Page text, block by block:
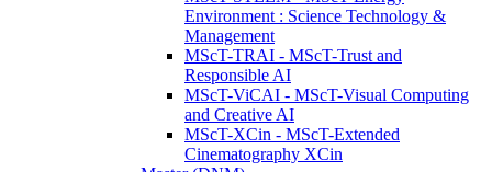
Environment : Science Technology &
Management
MScT-TRAI - MScT-Trust and
Responsible AI
MScT-ViCAI - MScT-Visual Computing
and Creative AI
MScT-XCin - MScT-Extended
Cinematography XCin